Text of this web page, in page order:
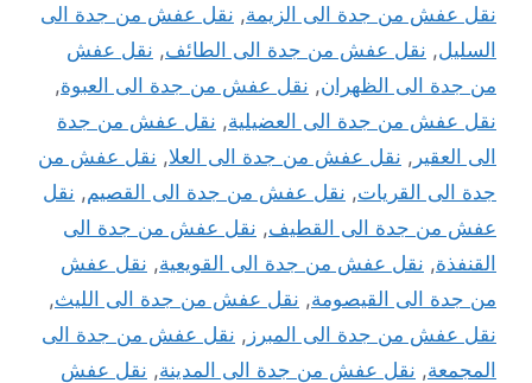
نقل عفش من جدة الى الزيمة, نقل عفش من جدة الى
السليل, نقل عفش من جدة الى الطائف, نقل عفش
من جدة الى الظهران, نقل عفش من جدة الى العبوة,
نقل عفش من جدة الى العضيلية, نقل عفش من جدة
الى العقير , نقل عفش من جدة الى العلا, نقل عفش من
جدة الى القريات, نقل عفش من جدة الى القصيم, نقل
عفش من جدة الى القطيف, نقل عفش من جدة الى
القنفذة, نقل عفش من جدة الى القويعية, نقل عفش
من جدة الى القيصومة, نقل عفش من جدة الى الليث,
نقل عفش من جدة الى المبرز , نقل عفش من جدة الى
المجمعة, نقل عفش من جدة الى المدينة, نقل عفش